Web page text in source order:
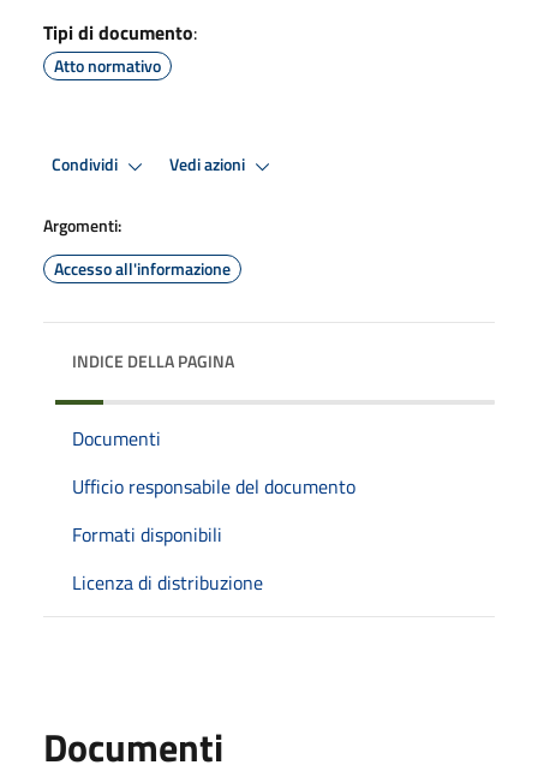
Tipi di documento:
Atto normativo
Condividi Vedi azioni
Argomenti:
Accesso all'informazione
INDICE DELLA PAGINA
Documenti
Ufficio responsabile del documento
Formati disponibili
Licenza di distribuzione
Documenti